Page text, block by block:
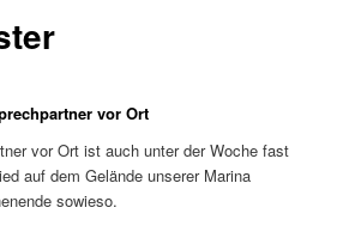
vor Ort
vor Ort ist auch unter der Woche fast
auf dem Gelände unserer Marina
sowieso.